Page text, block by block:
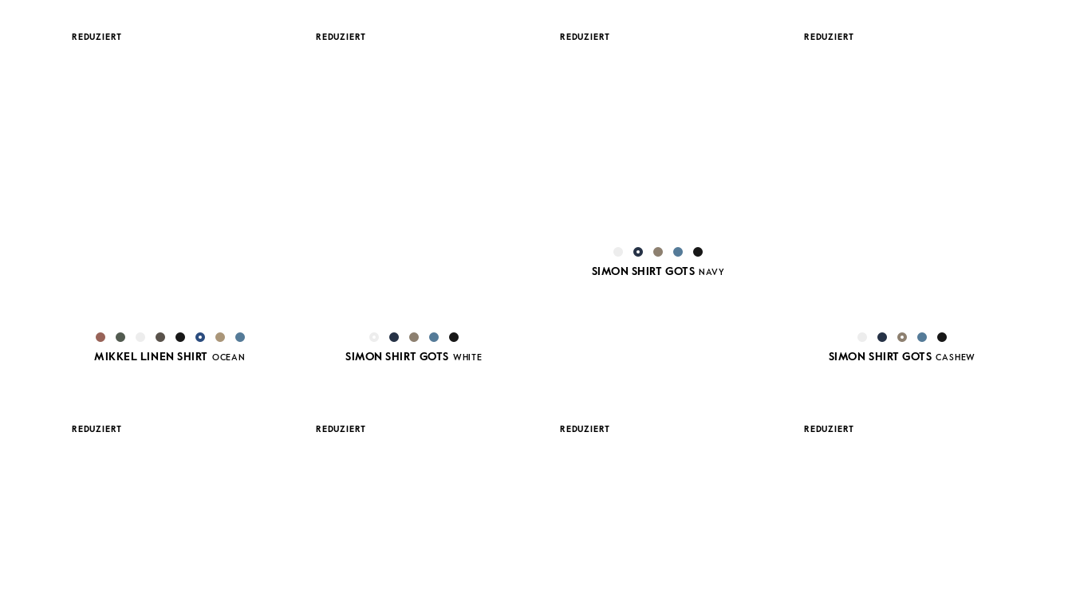
REDUZIERT
MIKKEL LINEN SHIRT OCEAN
REDUZIERT
SIMON SHIRT GOTS WHITE
REDUZIERT
SIMON SHIRT GOTS NAVY
REDUZIERT
SIMON SHIRT GOTS CASHEW
REDUZIERT REDUZIERT REDUZIERT REDUZIERT